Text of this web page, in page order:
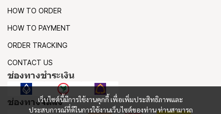
เว็บไซต์นี้มีการใช้งานคุกกี้ เพื่อเพิ่มประสิทธิภาพและ
ประสบการณ์ที่ดีในการใช้งานเว็บไซต์ของท่าน ท่านสามารถ
HOW TO ORDER
HOW TO PAYMENT
ORDER TRACKING
CONTACT US
ช่องทางชำระเงิน
ช่องทางจัดส่ง